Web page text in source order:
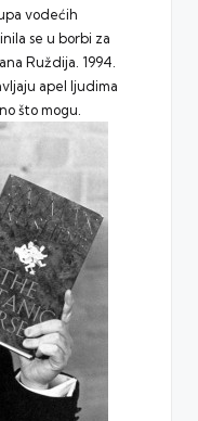
vodećih
se u borbi za
Ruždija. 1994.
apel ljudima
što mogu.